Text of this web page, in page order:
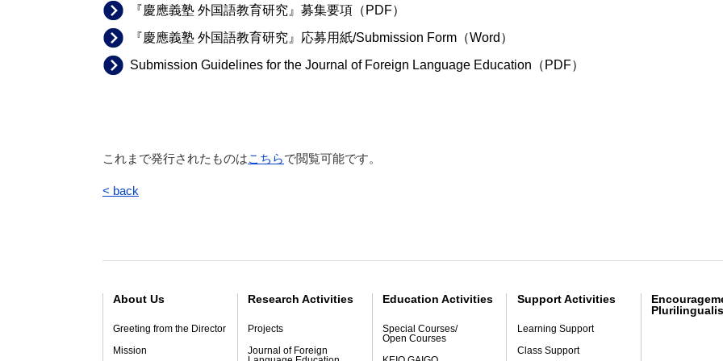
『慶應義塾 外国語教育研究』募集要項（PDF）
『慶應義塾 外国語教育研究』応募用紙/Submission Form（Word）
Submission Guidelines for the Journal of Foreign Language Education（PDF）
これまで発行されたものはこちらで閲覧可能です。
< back
About Us
Greeting from the Director
Mission
Research Activities
Projects
Journal of Foreign
Education Activities
Special Courses/
Open Courses
Support Activities
Learning Support
Class Support